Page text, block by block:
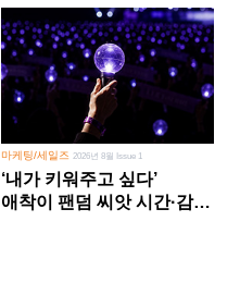
마케팅/세일즈 2026년 8월 Issue 1
‘내가 키워주고 싶다’
애착이 팬덤 씨앗 시간·감정